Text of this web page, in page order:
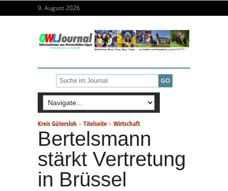
9. August 2026
Kreis Gütersloh - Titelseite - Wirtschaft
Bertelsmann
stärkt Vertretung
in Brüssel